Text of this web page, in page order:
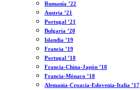
Rumanía ’22
Austria ’21
Portugal ’21
Bulgaria ’20
Islandia ’19
Francia ’19
Portugal ’18
Francia-China-Japón ’18
Francia-Mónaco ’18
Alemania-Croacia-Eslovenia-Italia ’17